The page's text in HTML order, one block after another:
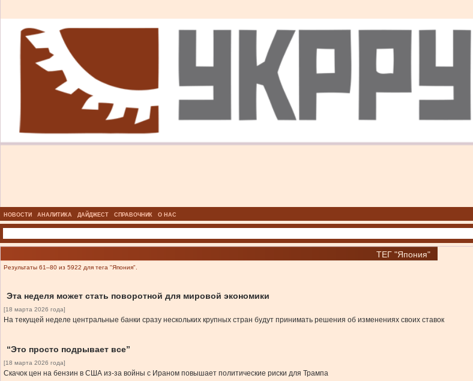
НОВОСТИ АНАЛИТИКА ДАЙДЖЕСТ СПРАВОЧНИК О НАС
ТЕГ "Япония"
Результаты 61–80 из 5922 для тега "Япония".
Эта неделя может стать поворотной для мировой экономики
[18 марта 2026 года]
На текущей неделе центральные банки сразу нескольких крупных стран будут принимать решения об изменениях своих ставок
“Это просто подрывает все”
[18 марта 2026 года]
Скачок цен на бензин в США из-за войны с Ираном повышает политические риски для Трампа